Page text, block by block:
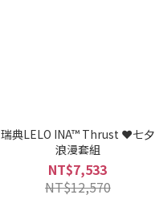
瑞典LELO INA™ Thrust ❤️七夕
浪漫套組
NT$7,533
NT$12,570